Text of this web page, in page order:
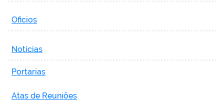
Oficios
Notícias
Portarias
Atas de Reuniões